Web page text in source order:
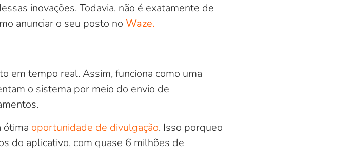
inovações. Todavia, não é exatamente de
anunciar o seu posto no Waze.
em tempo real. Assim, funciona como uma
o sistema por meio do envio de
ótima oportunidade de divulgação. Isso porqueo
do aplicativo, com quase 6 milhões de